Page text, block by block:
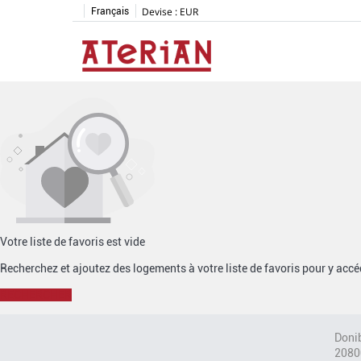
Français Devise : EUR
Votre liste de favoris est vide
Recherchez et ajoutez des logements à votre liste de favoris pour y